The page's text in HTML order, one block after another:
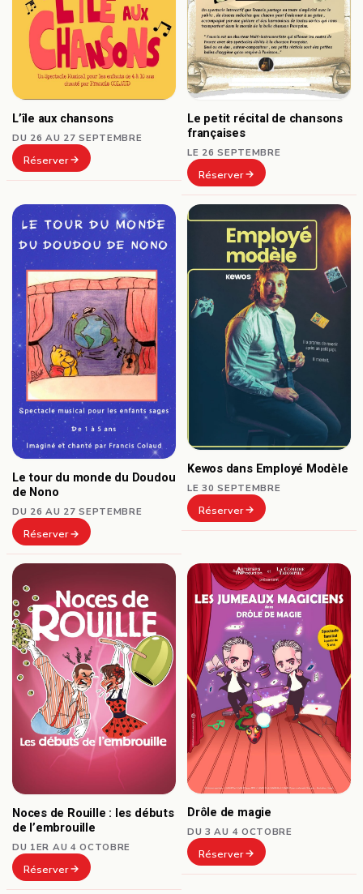
L’île aux chansons
DU 26 AU 27 SEPTEMBRE
Réserver
Le petit récital de chansons
françaises
LE 26 SEPTEMBRE
Réserver
Le tour du monde du Doudou
de Nono
DU 26 AU 27 SEPTEMBRE
Réserver
Kewos dans Employé Modèle
LE 30 SEPTEMBRE
Réserver
Noces de Rouille : les débuts
de l’embrouille
DU 1ER AU 4 OCTOBRE
Réserver
Drôle de magie
DU 3 AU 4 OCTOBRE
Réserver